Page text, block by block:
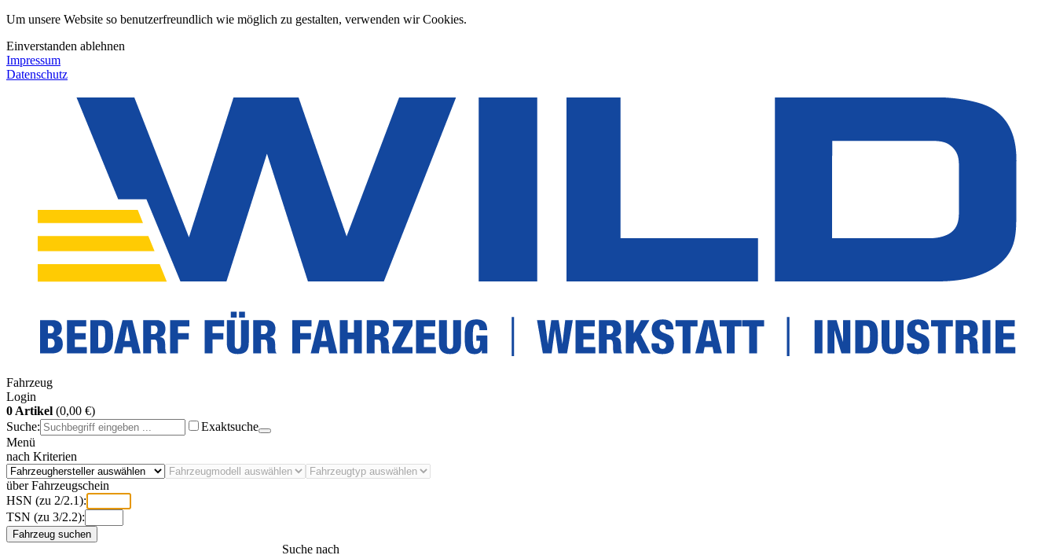
Um unsere Website so benutzerfreundlich wie möglich zu gestalten, verwenden wir Cookies.
Einverstanden ablehnen
Impressum
Datenschutz
Fahrzeug
Login
0 Artikel (0,00 €)
Suche:
Exaktsuche
Menü
nach Kriterien
über Fahrzeugschein
HSN (zu 2/2.1):
TSN (zu 3/2.2):
Fahrzeug suchen
Suche nach